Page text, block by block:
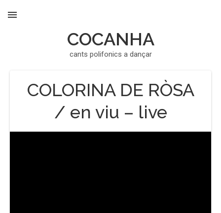
COCANHA
cants polifonics a dançar
COLORINA DE RÒSA
/ en viu – live